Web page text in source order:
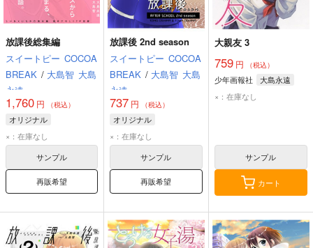
放課後総集編
スイートピー COCOA
BREAK / 大島智 大島
永遠
1,760 円 （税込）
オリジナル
×：在庫なし
サンプル
再販希望
放課後 2nd season
スイートピー COCOA
BREAK / 大島智 大島
永遠
737 円 （税込）
オリジナル
×：在庫なし
サンプル
再販希望
大親友 3
759円 （税込）
少年画報社
大島永遠
×：在庫なし
サンプル
カート